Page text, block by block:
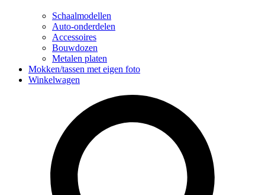
Schaalmodellen
Auto-onderdelen
Accessoires
Bouwdozen
Metalen platen
Mokken/tassen met eigen foto
Winkelwagen